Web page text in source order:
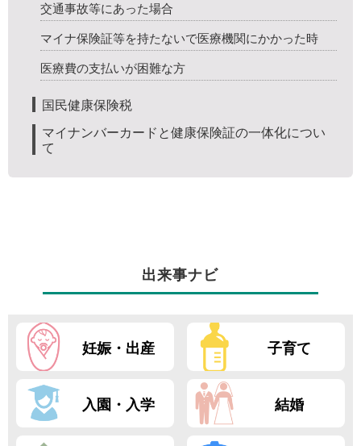
交通事故等にあった場合
マイナ保険証等を持たないで医療機関にかかった時
医療費の支払いが困難な方
国民健康保険税
マイナンバーカードと健康保険証の一体化につい
て
出来事ナビ
妊娠・出産 子育て
入園・入学 結婚